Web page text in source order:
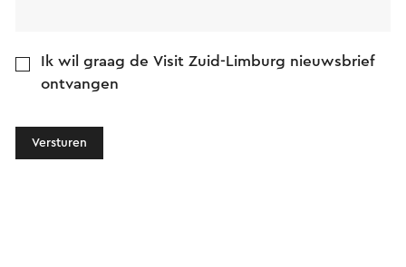
Ik wil graag de Visit Zuid-Limburg nieuwsbrief
ontvangen
Versturen